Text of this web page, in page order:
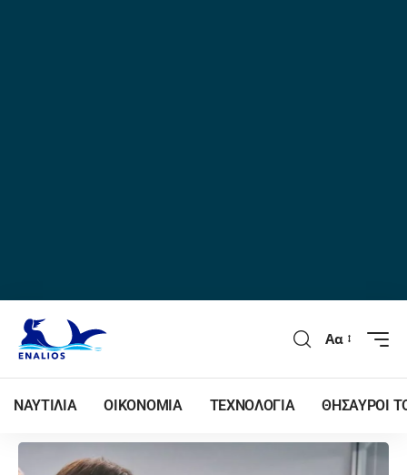
Αα
ΝΑΥΤΙΛΙΑ ΟΙΚΟΝΟΜΙΑ ΤΕΧΝΟΛΟΓΙΑ ΘΗΣΑΥΡΟΙ